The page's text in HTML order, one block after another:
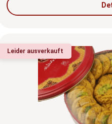
Leider ausverkauft